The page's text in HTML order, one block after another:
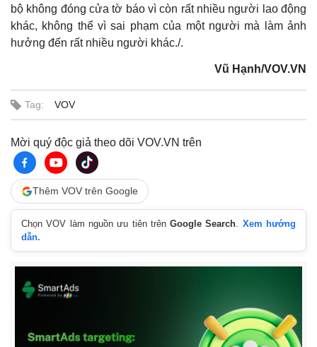
Tỷ giá
Chứng khoán
Giá cà phê
bộ không đóng cửa tờ báo vì còn rất nhiều người lao động
khác, không thể vì sai phạm của một người mà làm ảnh
hưởng đến rất nhiều người khác./.
Vũ Hạnh/VOV.VN
Tag: VOV
Mời quý độc giả theo dõi VOV.VN trên
Thêm VOV trên Google
Chọn VOV làm nguồn ưu tiên trênGoogle Search. Xem hướng
dẫn.